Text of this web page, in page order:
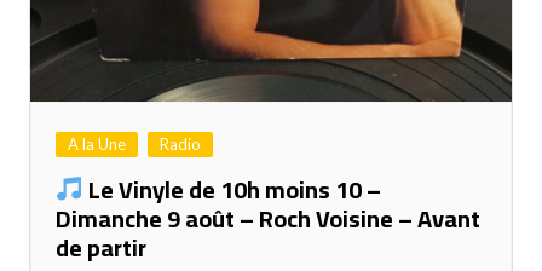
A la Une Radio
Le Vinyle de 10h moins 10 –
Dimanche 9 août – Roch Voisine – Avant
de partir